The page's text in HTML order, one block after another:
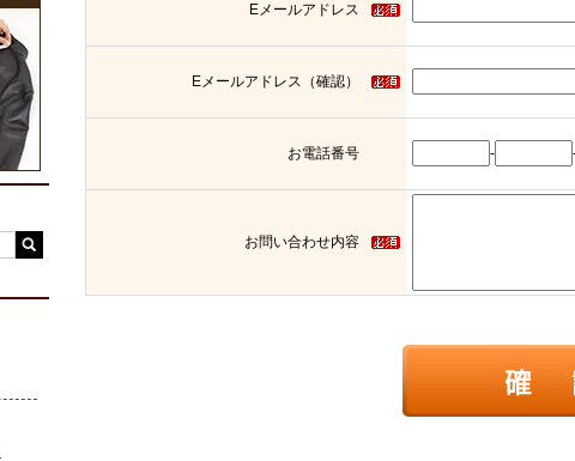
Eメールアドレス
Eメールアドレス（確認）
お電話番号 -
お問い合わせ内容